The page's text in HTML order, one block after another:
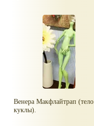
Венера Макфлайтрап (тело
куклы).